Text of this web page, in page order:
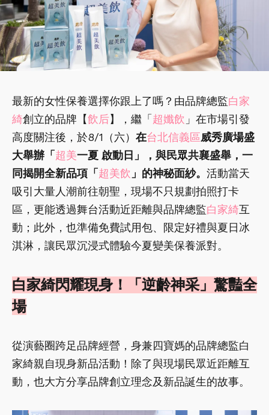
最新的女性保養選擇你跟上了嗎？由品牌總監白家
綺創立的品牌【飲后】，繼「 超孅飲 」在市場引發
高度關注後，於8/1（六） 在台北信義區威秀廣場盛
大舉辦「 超美一夏 啟動日」，與民眾共襄盛舉，一
同揭開全新品項「 超美飲 」的神秘面紗。 活動當天
吸引大量人潮前往朝聖，現場不只規劃拍照打卡
區，更能透過舞台活動近距離與品牌總監白家綺互
動；此外，也準備免費試用包、限定好禮與夏日冰
淇淋，讓民眾沉浸式體驗今夏變美保養派對。
白家綺閃耀現身！「逆齡神采」驚豔全
場
從演藝圈跨足品牌經營，身兼四寶媽的品牌總監白
家綺親自現身新品活動！除了與現場民眾近距離互
動，也大方分享品牌創立理念及新品誕生的故事。